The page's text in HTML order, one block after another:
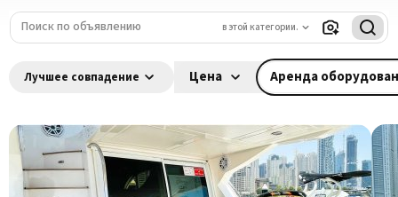
в этой категории.
Лучшее совпадение Цена Аренда